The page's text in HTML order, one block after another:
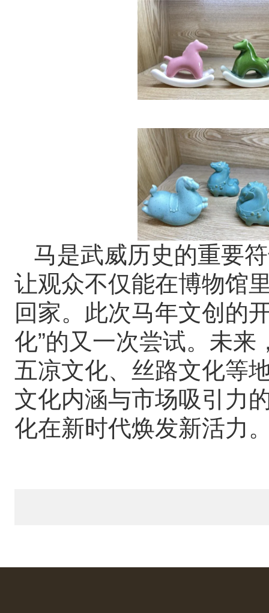
马是武威历史的重要
让观众不仅能在博物馆
回家。此次马年文创的
化”的又一次尝试。未
五凉文化、丝路文化等
文化内涵与市场吸引力
化在新时代焕发新活力